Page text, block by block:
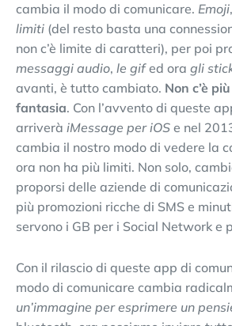
cambia il modo di comunicare. Emoji,
limiti (del resto basta una
non c’è limite di caratteri), per poi
messaggi audio, le gifed ora gli
avanti, è tutto cambiato. Non c’è
fantasia. Con l’avvento di queste
arriverà iMessage per iOS e nel
cambia il nostro modo di vedere la
ora non ha più limiti. Non solo,
proporsi delle aziende di
più promozioni ricche di SMS e
servono i GB per i Social Network e
Con il rilascio di queste app di
modo di comunicare cambia
un’immagine per esprimere un